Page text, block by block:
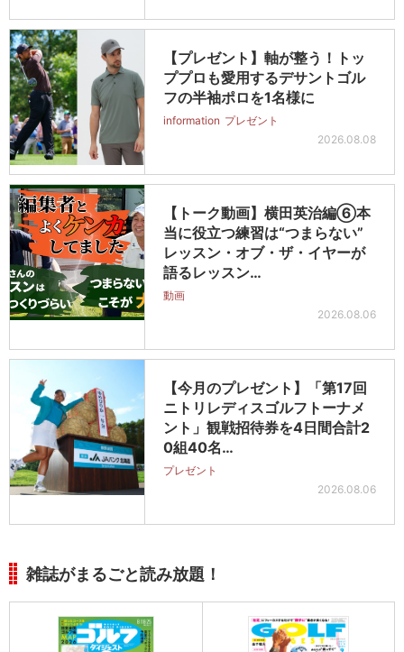
【プレゼント】軸が整う！トッ
ププロも愛用するデサントゴル
フの半袖ポロを1名様に
information プレゼント
2026.08.08
【トーク動画】横田英治編⑥本
当に役立つ練習は“つまらない”
レッスン・オブ・ザ・イヤーが
語るレッスン…
動画
2026.08.06
【今月のプレゼント】「第17回
ニトリレディスゴルフトーナメ
ント」観戦招待券を4日間合計2
0組40名…
プレゼント
2026.08.06
雑誌がまるごと読み放題！